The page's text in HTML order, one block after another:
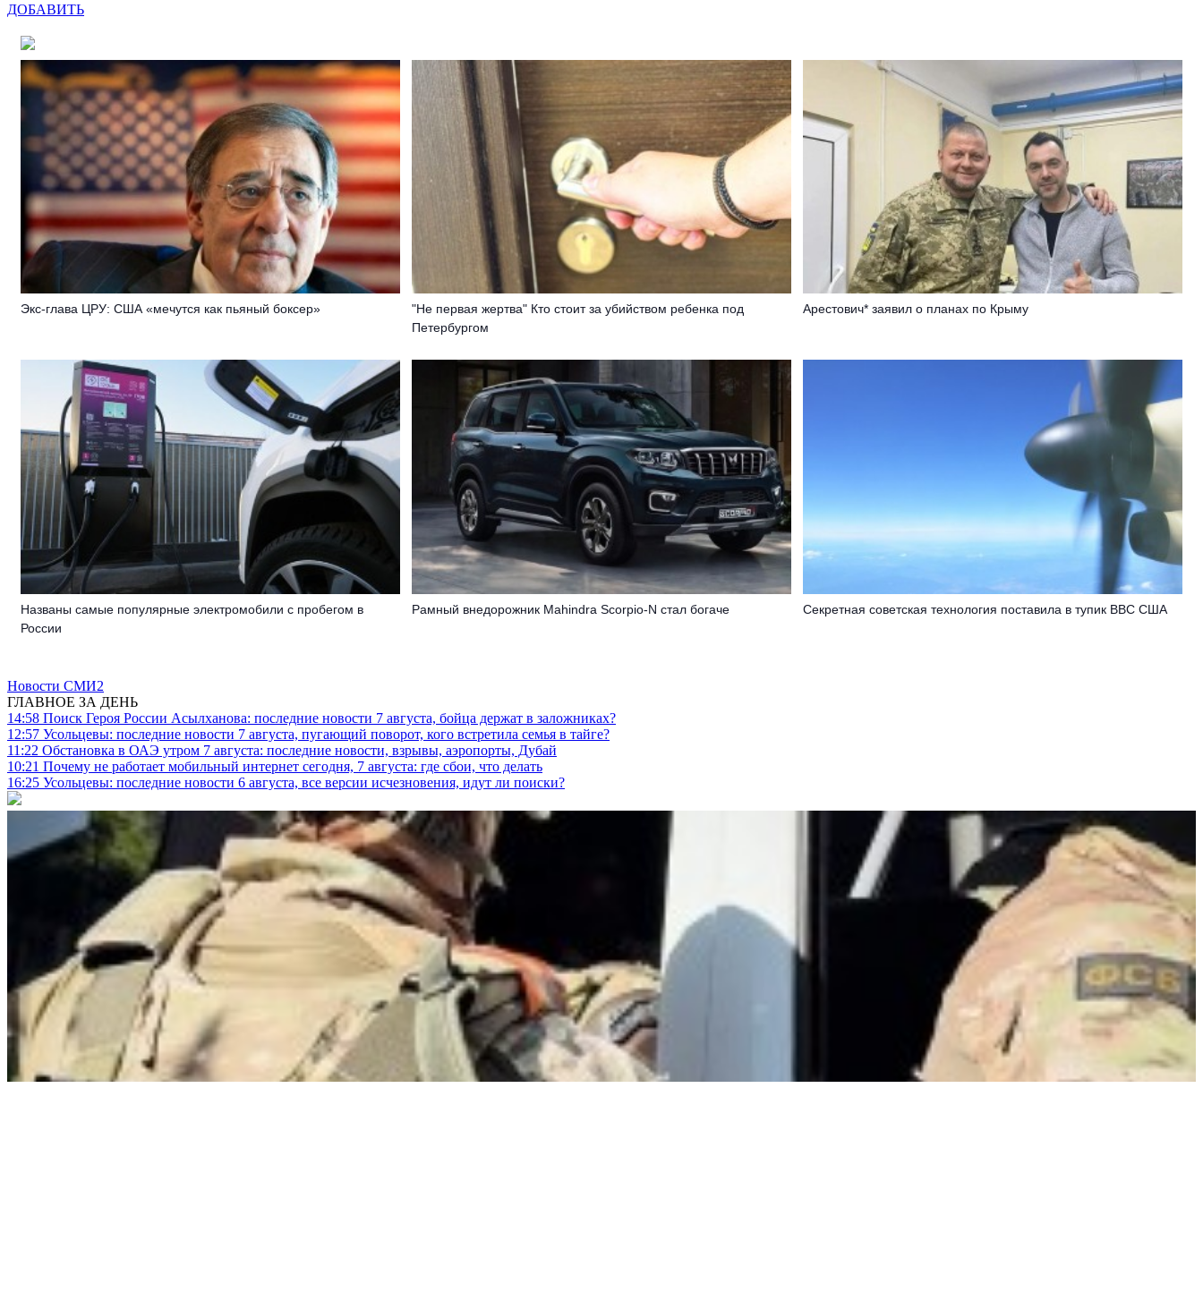
ДОБАВИТЬ
Экс-глава ЦРУ: США «мечутся как пьяный боксер»
"Не первая жертва" Кто стоит за убийством ребенка под
Петербургом
Арестович* заявил о планах по Крыму
Названы самые популярные электромобили с пробегом в
России
Рамный внедорожник Mahindra Scorpio-N стал богаче Секретная советская технология поставила в тупик ВВС США
Новости СМИ2
ГЛАВНОЕ ЗА ДЕНЬ
14:58 Поиск Героя России Асылханова: последние новости 7 августа, бойца держат в заложниках?
12:57 Усольцевы: последние новости 7 августа, пугающий поворот, кого встретила семья в тайге?
11:22 Обстановка в ОАЭ утром 7 августа: последние новости, взрывы, аэропорты, Дубай
10:21 Почему не работает мобильный интернет сегодня, 7 августа: где сбои, что делать
16:25 Усольцевы: последние новости 6 августа, все версии исчезновения, идут ли поиски?